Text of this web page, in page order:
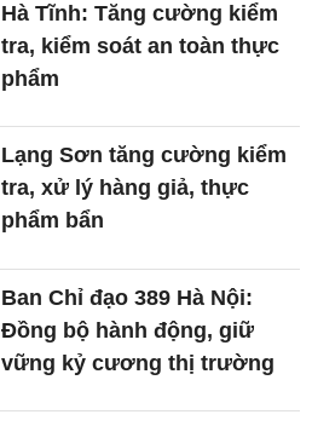
Hà Tĩnh: Tăng cường kiểm
tra, kiểm soát an toàn thực
phẩm
Lạng Sơn tăng cường kiểm
tra, xử lý hàng giả, thực
phẩm bẩn
Ban Chỉ đạo 389 Hà Nội:
Đồng bộ hành động, giữ
vững kỷ cương thị trường